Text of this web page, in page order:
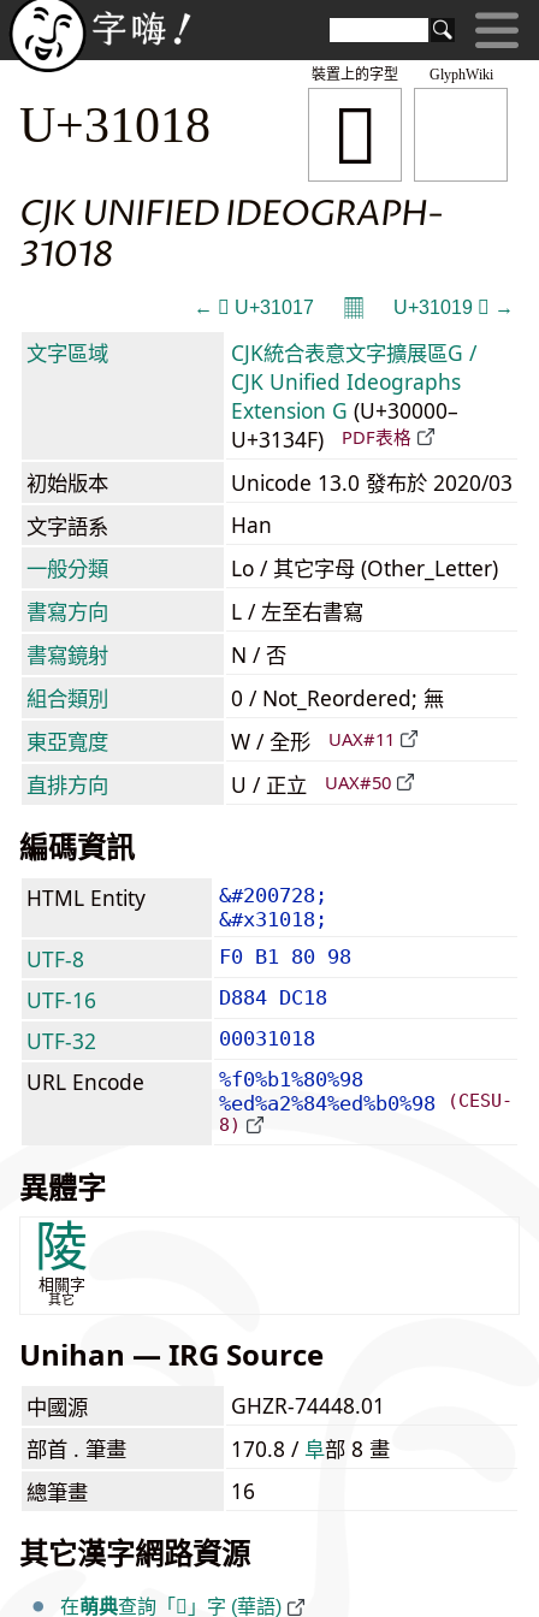
GlyphWiki
𱀘
裝置上的字型
U+31018
CJK UNIFIED IDEOGRAPH-
31018
← 𱀗 U+31017 𝄜 U+31019 𱀙 →
文字區域
CJK統合表意文字擴展區G /
CJK Unified Ideographs
Extension G (U+30000–
U+3134F)
PDF表格
初始版本
Unicode 13.0 發布於 2020/03
文字語系
Han
一般分類
Lo / 其它字母 (Other_Letter)
書寫方向
L / 左至右書寫
書寫鏡射
N / 否
組合類別
0 / Not_Reordered; 無
東亞寬度
W / 全形 UAX#11
直排方向 U / 正立 UAX#50
編碼資訊
HTML Entity
&#200728;
&#x31018;
UTF-8 F0 B1 80 98
UTF-16 D884 DC18
UTF-32 00031018
URL Encode
%f0%b1%80%98
%ed%a2%84%ed%b0%98
(CESU-
8)
異體字
陵
相關字
其它
Unihan — IRG Source
中國源
GHZR-74448.01
部首 . 筆畫
170.8 / ⾩部 8 畫
總筆畫
16
其它漢字網路資源
在萌典查詢「𱀘」字 (華語)